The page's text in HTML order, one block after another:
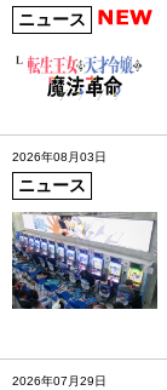
ニュース
2026年08月03日
ニュース
2026年07月29日